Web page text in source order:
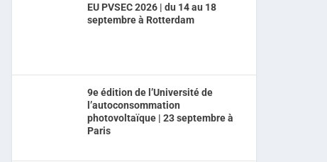
EU PVSEC 2026 | du 14 au 18
septembre à Rotterdam
9e édition de l’Université de
l’autoconsommation
photovoltaïque | 23 septembre à
Paris